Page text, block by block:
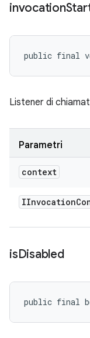
invocation
public final
Listener di
Parametri
context
IInvocation
isDisabled
public final